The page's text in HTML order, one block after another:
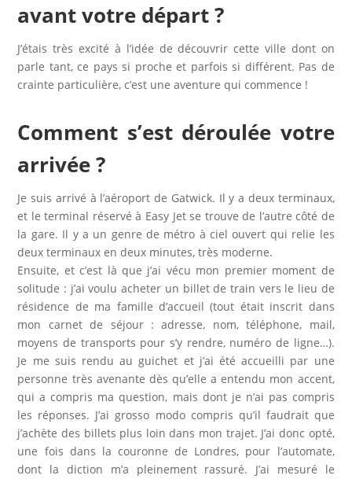
avant votre départ ?
J’étais très excité à l’idée de découvrir cette ville dont on
parle tant, ce pays si proche et parfois si différent. Pas de
crainte particulière, c’est une aventure qui commence !
Comment s’est déroulée votre
arrivée ?
Je suis arrivé à l’aéroport de Gatwick. Il y a deux terminaux,
et le terminal réservé à Easy Jet se trouve de l’autre côté de
la gare. Il y a un genre de métro à ciel ouvert qui relie les
deux terminaux en deux minutes, très moderne.
Ensuite, et c’est là que j’ai vécu mon premier moment de
solitude : j’ai voulu acheter un billet de train vers le lieu de
résidence de ma famille d’accueil (tout était inscrit dans
mon carnet de séjour : adresse, nom, téléphone, mail,
moyens de transports pour s’y rendre, numéro de ligne…).
Je me suis rendu au guichet et j’ai été accueilli par une
personne très avenante dès qu’elle a entendu mon accent,
qui a compris ma question, mais dont je n’ai pas compris
les réponses. J’ai grosso modo compris qu’il faudrait que
j’achète des billets plus loin dans mon trajet. J’ai donc opté,
une fois dans la couronne de Londres, pour l’automate,
dont la diction m’a pleinement rassuré. J’ai mesuré le